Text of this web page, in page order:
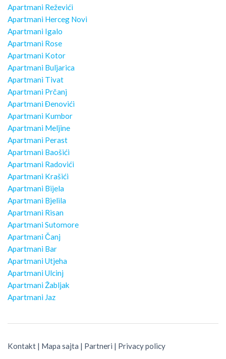
Apartmani Reževići
Apartmani Herceg Novi
Apartmani Igalo
Apartmani Rose
Apartmani Kotor
Apartmani Buljarica
Apartmani Tivat
Apartmani Prčanj
Apartmani Đenovići
Apartmani Kumbor
Apartmani Meljine
Apartmani Perast
Apartmani Baošići
Apartmani Radovići
Apartmani Krašići
Apartmani Bijela
Apartmani Bjelila
Apartmani Risan
Apartmani Sutomore
Apartmani Čanj
Apartmani Bar
Apartmani Utjeha
Apartmani Ulcinj
Apartmani Žabljak
Apartmani Jaz
Kontakt | Mapa sajta | Partneri | Privacy policy